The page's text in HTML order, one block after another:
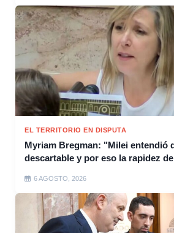
EL TERRITORIO EN DISPUTA
Myriam Bregman: "Milei entendió
descartable y por eso la rapidez
6 AGOSTO, 2026